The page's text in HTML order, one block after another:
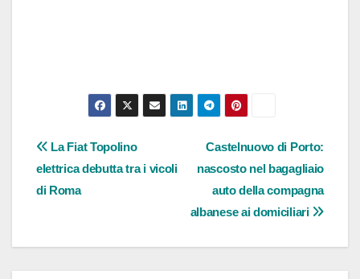
Navigazione
articoli
Castelnuovo di Porto:
nascosto nel bagagliaio
auto della compagna
albanese ai domiciliari
La Fiat Topolino
elettrica debutta tra i vicoli
di Roma